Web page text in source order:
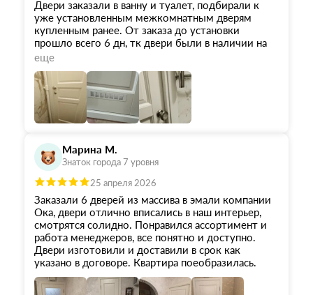
Двери заказали в ванну и туалет, подбирали к
уже установленным межкомнатным дверям
купленным ранее. От заказа до установки
прошло всего 6 дн, тк двери были в наличии на
складе, качество дверей очень хорошее,
установка так же качественная, но не быстрая - 1
мастер на 10ч. работы на 2-е двери, установили
так же решетку на дверь для доп/вентиляции.
Оплата и общение онлайн, в офисе были только
в момент просмотра и выбора дверей.
еще
Марина М.
Знаток города 7 уровня
25 апреля 2026
Заказали 6 дверей из массива в эмали компании
Ока, двери отлично вписались в наш интерьер,
смотрятся солидно. Понравился ассортимент и
работа менеджеров, все понятно и доступно.
Двери изготовили и доставили в срок как
указано в договоре. Квартира поеобразилась.